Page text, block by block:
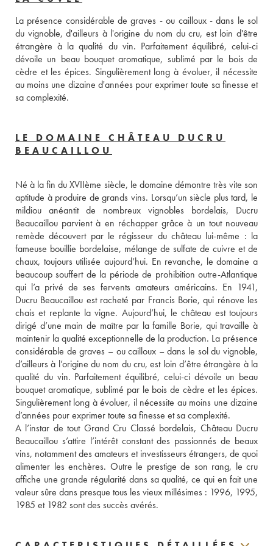
La présence considérable de graves - ou cailloux - dans le sol
du vignoble, d'ailleurs à l'origine du nom du cru, est loin d'être
étrangère à la qualité du vin. Parfaitement équilibré, celui-ci
dévoile un beau bouquet aromatique, sublimé par le bois de
cèdre et les épices. Singulièrement long à évoluer, il nécessite
au moins une dizaine d'années pour exprimer toute sa finesse et
sa complexité.
LE DOMAINE CHÂTEAU DUCRU
BEAUCAILLOU
Né à la fin du XVIIème siècle, le domaine démontre très vite son
aptitude à produire de grands vins. Lorsqu’un siècle plus tard, le
mildiou anéantit de nombreux vignobles bordelais, Ducru
Beaucaillou parvient à en réchapper grâce à un tout nouveau
remède découvert par le régisseur du château lui-même : la
fameuse bouillie bordelaise, mélange de sulfate de cuivre et de
chaux, toujours utilisée aujourd’hui. En revanche, le domaine a
beaucoup souffert de la période de prohibition outre-Atlantique
qui l’a privé de ses fervents amateurs américains. En 1941,
Ducru Beaucaillou est racheté par Francis Borie, qui rénove les
chais et replante la vigne. Aujourd’hui, le château est toujours
dirigé d’une main de maître par la famille Borie, qui travaille à
maintenir la qualité exceptionnelle de la production. La présence
considérable de graves – ou cailloux – dans le sol du vignoble,
d’ailleurs à l’origine du nom du cru, est loin d’être étrangère à la
qualité du vin. Parfaitement équilibré, celui-ci dévoile un beau
bouquet aromatique, sublimé par le bois de cèdre et les épices.
Singulièrement long à évoluer, il nécessite au moins une dizaine
d’années pour exprimer toute sa finesse et sa complexité.
A l’instar de tout Grand Cru Classé bordelais, Château Ducru
Beaucaillou s’attire l’intérêt constant des passionnés de beaux
vins, notamment des amateurs et investisseurs étrangers, de quoi
alimenter les enchères. Outre le prestige de son rang, le cru
affiche une grande régularité dans sa qualité, ce qui en fait une
valeur sûre dans presque tous les vieux millésimes : 1996, 1995,
1985 et 1982 sont des succès avérés.